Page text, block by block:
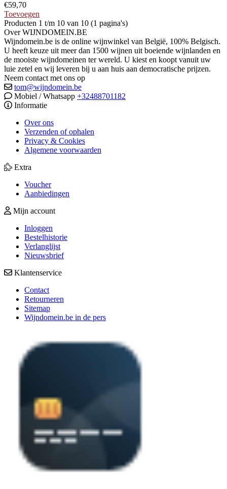
€59,70
Toevoegen
Producten 1 t/m 10 van 10 (1 pagina's)
Over WIJNDOMEIN.BE
Wijndomein.be is de online wijnwinkel van België, 100% Belgisch.
U heeft keuze uit meer dan 1500 wijnen uit boeiende wijnlanden en
de mooiste wijndomeinen ter wereld. U kiest en koopt vanuit uw
luie zetel en wij leveren bij u aan huis aan democratische prijzen.
Neem contact met ons op
tom@wijndomein.be
Mobiel / Whatsapp +32488701182
Informatie
Over ons
Verzenden of ophalen
Privacy & Cookies
Algemene voorwaarden
Extra
Voucher
Aanbiedingen
Mijn account
Inloggen
Bestelhistorie
Verlanglijst
Nieuwsbrief
Klantenservice
Contact
Retourneren
Sitemap
Wijndomein.be in de pers